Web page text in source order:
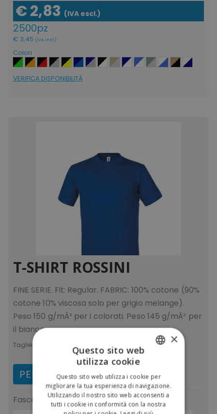
€ 2,83 (IVA escl.)
2500pz
€ 3,45 (IVA incl.)
Colori
VERIFICA DISPONIBILITÁ
T-SHIRT ROSSINI
FINE SERIE. Fit: Regular. FABRIC: 100% cotone (90%
cotone 10% viscosa solo per grigio melange).
Peso 150 g/mÂ² per i colorati. Peso 145 g/mÂ² per
il bianco.
Taglie: 4XL 5XL L M S XL XS XXL XXXL
PERSONALIZZA E ACQUISTA
Fasce di prezzo(IVA escl.)
ENGLISH
×
Questo sito web
utilizza cookie
Questo sito web utilizza i cookie per
migliorare la tua esperienza di navigazione.
Utilizzando il nostro sito web acconsenti a
tutti i cookie in conformità con la nostra